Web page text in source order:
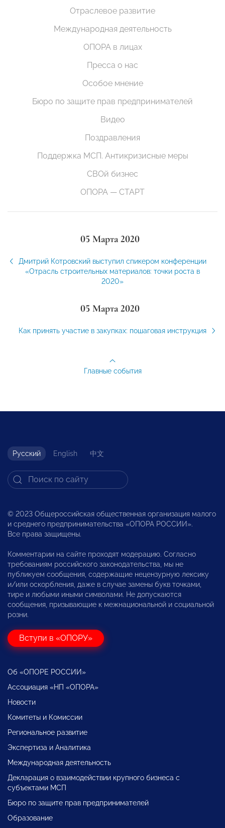
Отраслевое развитие
Международная деятельность
ОПОРА в лицах
Пресса о нас
Особое мнение
Бюро по защите прав предпринимателей
Видео
Поздравления
Поддержка МСП. Антикризисные меры
СВОй бизнес
ОПОРА — СТАРТ
05 Марта 2020
Дмитрий Котровский выступил спикером конференции
«Отрасль строительных материалов: точки роста в
2020»
05 Марта 2020
Как принять участие в закупках: пошаговая инструкция
Главные события
Русский English 中文
© 2023 Общероссийская общественная организация малого
и среднего предпринимательства «ОПОРА РОССИИ».
Все права защищены.
Комментарии на сайте проходят модерацию. Согласно
требованиям российского законодательства, мы не
публикуем сообщения, содержащие нецензурную лексику
и/или оскорбления, даже в случае замены букв точками,
тире и любыми иными символами. Не допускаются
сообщения, призывающие к межнациональной и социальной
розни.
Вступи в «ОПОРУ»
Об «ОПОРЕ РОССИИ»
Ассоциация «НП «ОПОРА»
Новости
Комитеты и Комиссии
Региональное развитие
Экспертиза и Аналитика
Международная деятельность
Декларация о взаимодействии крупного бизнеса с
субъектами МСП
Бюро по защите прав предпринимателей
Образование